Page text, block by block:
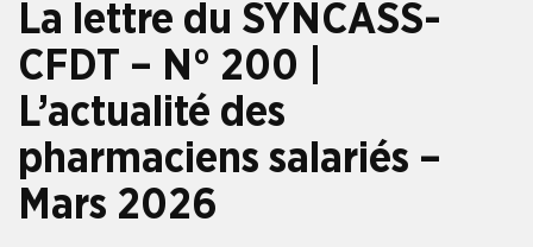
La lettre du SYNCASS-
CFDT – N° 200 |
L’actualité des
pharmaciens salariés –
Mars 2026